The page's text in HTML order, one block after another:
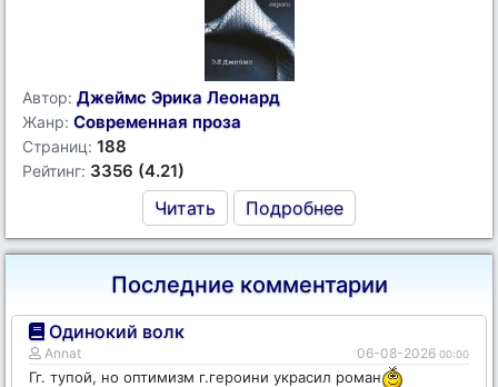
Автор: Джеймс Эрика Леонард
Жанр: Современная проза
Страниц: 188
Рейтинг: 3356 (4.21)
Читать Подробнее
Последние комментарии
Одинокий волк
Annat 06-08-2026 00:00
Гг. тупой, но оптимизм г.героини украсил роман